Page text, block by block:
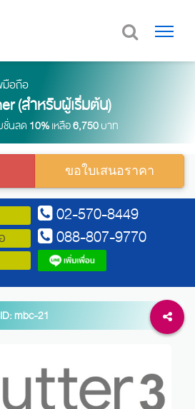
อถือ
(สำหรับผู้เริ่มต้น)
ชั่นลด 10%เหลือ6,750บาท
ขอใบเสนอราคา
02-570-8449
088-807-9770
mbc-21